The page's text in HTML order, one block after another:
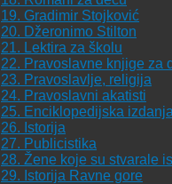
19. Gradimir Stojković
20. Džeronimo Stilton
21. Lektira za školu
22. Pravoslavne knjige za
23. Pravoslavlje, religija
24. Pravoslavni akatisti
25. Enciklopedijska izdanja
26. Istorija
27. Publicistika
28. Žene koje su stvarale
29. Istorija Ravne gore